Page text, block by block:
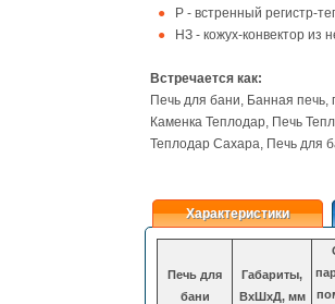
Р - встренный регистр-
НЗ - кожух-конвектор из
Встречается как:
Печь для бани, Банная печь,
Каменка Теплодар, Печь
Теплодар Сахара, Печь для
Характеристики
Печь для
бани
Габариты,
ВхШхД, мм